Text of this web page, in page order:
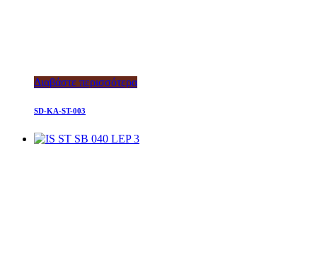
Διαβάστε περισσότερα
SD-KA-ST-003